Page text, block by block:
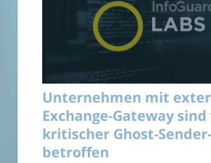
Unternehmen mit
Exchange-Gateway sind
kritischer Ghost-
betroffen